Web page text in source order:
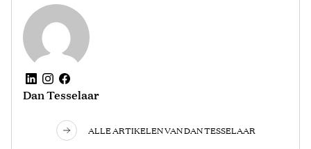
Dan Tesselaar
ALLE ARTIKELEN VAN DAN TESSELAAR